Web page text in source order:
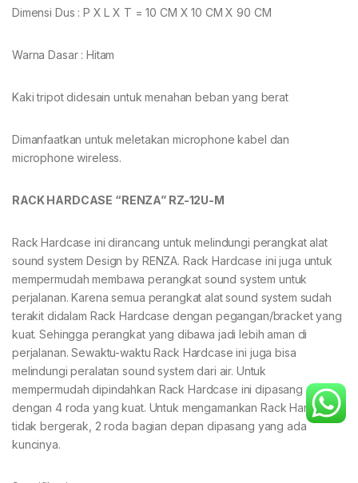
Dimensi Dus : P X L X T = 10 CM X 10 CM X 90 CM
Warna Dasar : Hitam
Kaki tripot didesain untuk menahan beban yang berat
Dimanfaatkan untuk meletakan microphone kabel dan
microphone wireless.
RACK HARDCASE “RENZA” RZ-12U-M
Rack Hardcase ini dirancang untuk melindungi perangkat alat
sound system Design by RENZA. Rack Hardcase ini juga untuk
mempermudah membawa perangkat sound system untuk
perjalanan. Karena semua perangkat alat sound system sudah
terakit didalam Rack Hardcase dengan pegangan/bracket yang
kuat. Sehingga perangkat yang dibawa jadi lebih aman di
perjalanan. Sewaktu-waktu Rack Hardcase ini juga bisa
melindungi peralatan sound system dari air. Untuk
mempermudah dipindahkan Rack Hardcase ini dipasang
dengan 4 roda yang kuat. Untuk mengamankan Rack Hardcase
tidak bergerak, 2 roda bagian depan dipasang yang ada
kuncinya.